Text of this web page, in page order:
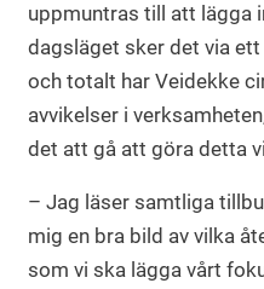
uppmuntras till att lägga
dagsläget sker det via
och totalt har Veidekke
avvikelser i
det att gå att göra detta
– Jag läser samtliga
mig en bra bild av vilka
som vi ska lägga vårt